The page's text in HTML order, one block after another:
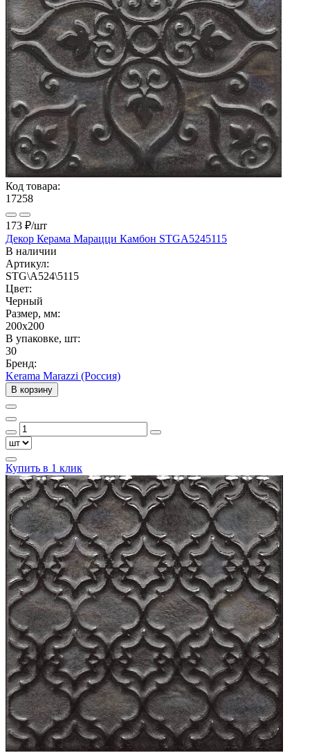
Код товара:
17258
173 ₽/шт
Декор Керама Марацци Камбон STGA5245115
В наличии
Артикул:
STG\A524\5115
Цвет:
Черный
Размер, мм:
200x200
В упаковке, шт:
30
Бренд:
Kerama Marazzi (Россия)
В корзину
Купить в 1 клик